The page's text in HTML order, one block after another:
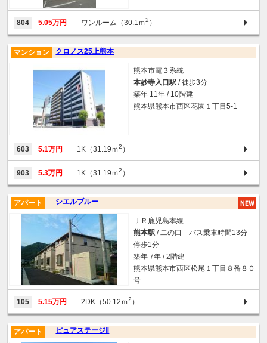
804 5.05万円 ワンルーム（30.1ｍ2 ）
クロノス25上熊本
マンション
熊本市電３系統
本妙寺入口駅 / 徒歩3分
築年 11年 / 10階建
熊本県熊本市西区花園１丁目5-1
603 5.1万円 1K（31.19ｍ2 ）
903 5.3万円 1K（31.19ｍ2 ）
シエルブルー
アパート
ＪＲ鹿児島本線
熊本駅 / 二の口 バス乗車時間13分
停歩1分
築年 7年 / 2階建
熊本県熊本市西区松尾１丁目８番８０
号
105 5.15万円 2DK（50.12ｍ2 ）
ピュアステージⅡ
アパート